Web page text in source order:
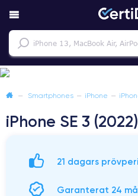
— Smartphones — iPhone —
iPhone SE 3
21 dagars
Garanterat 24